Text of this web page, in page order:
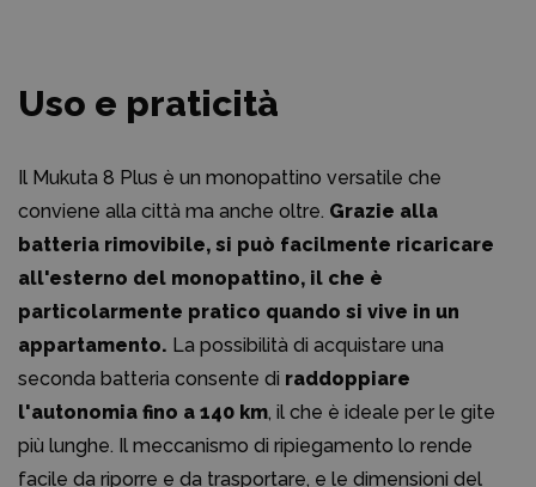
Uso e praticità
Il Mukuta 8 Plus è un monopattino versatile che
conviene alla città ma anche oltre. Grazie alla
batteria rimovibile, si può facilmente ricaricare
all'esterno del monopattino, il che è
particolarmente pratico quando si vive in un
appartamento. La possibilità di acquistare una
seconda batteria consente di raddoppiare
l'autonomia fino a 140 km, il che è ideale per le gite
più lunghe. Il meccanismo di ripiegamento lo rende
facile da riporre e da trasportare, e le dimensioni del